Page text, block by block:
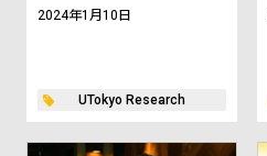
2024年1月10日
UTokyo Research